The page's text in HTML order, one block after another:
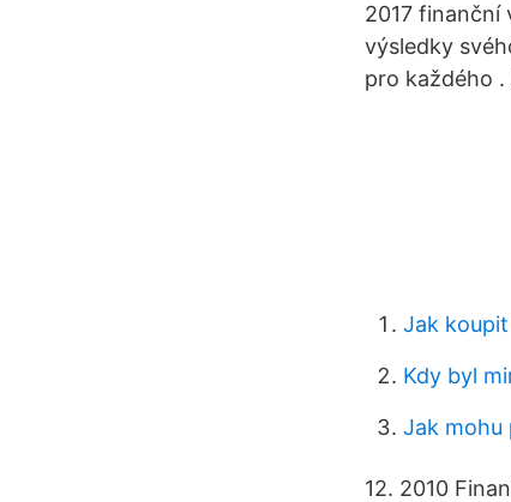
2017 finanční
výsledky
pro každého
Jak
Kdy byl
Jak mohu
12. 2010